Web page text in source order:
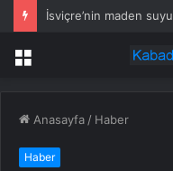
Menü
Anasayfa / Haber
Haber